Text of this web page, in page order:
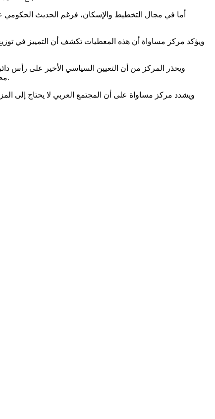
أما في مجال التخطيط والإسكان، فرغم الحديث الحكومي
ويؤكد مركز مساواة أن هذه المعطيات تكشف أن التمييز في
ويحذر المركز من أن التعيين السياسي الأخير على رأس
محسوبة على تيار اليمين المتطرف والاستيطاني، سيؤدي إلى تعميق سياسات الإقصاء والتمييز في كل ما يتعلق بالأرض والتخطيط وتوزيع الموارد.
ويشدد مركز مساواة على أن المجتمع العربي لا يحتاج إلى